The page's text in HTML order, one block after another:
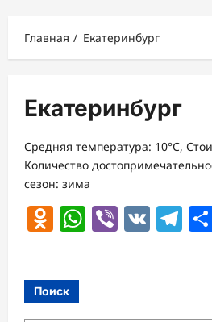
Главная Екатеринбург
Екатеринбург
Средняя температура: 10°C,
Количество
сезон: зима
WhatsApp
Viber
VK
Поиск